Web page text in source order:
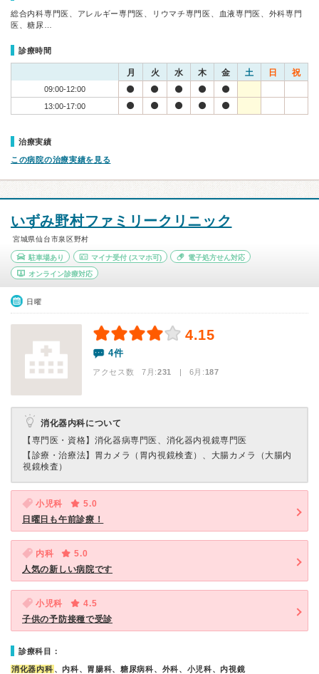
総合内科専門医、アレルギー専門医、リウマチ専門医、血液専門医、外科専門
医、糖尿…
診療時間
月 火 水 木 金 土 日 祝
09:00-12:00
13:00-17:00
治療実績
この病院の治療実績を見る
いずみ野村ファミリークリニック
宮城県仙台市泉区野村
駐車場あり マイナ受付(スマホ可) 電子処方せん対応
オンライン診療対応
日曜
4.15
4件
アクセス数 7月:231 | 6月:187
消化器内科について
【専門医・資格】 消化器病専門医、消化器内視鏡専門医
【診療・治療法】 胃カメラ（胃内視鏡検査）、大腸カメラ（大腸内
視鏡検査）
小児科
5.0
日曜日も午前診療！
内科
5.0
人気の新しい病院です
小児科
4.5
子供の予防接種で受診
診療科目：
消化器内科 、内科、胃腸科、糖尿病科、外科、小児科、内視鏡